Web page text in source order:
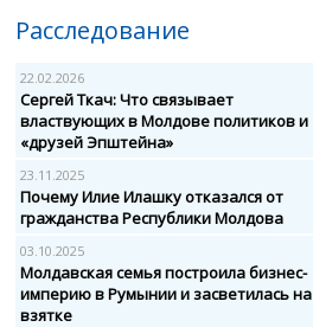
Расследование
22.02.2026
Сергей Ткач: Что связывает
властвующих в Молдове политиков и
«друзей Эпштейна»
23.11.2025
Почему Илие Илашку отказался от
гражданства Республики Молдова
03.10.2025
Молдавская семья построила бизнес-
империю в Румынии и засветилась на
взятке